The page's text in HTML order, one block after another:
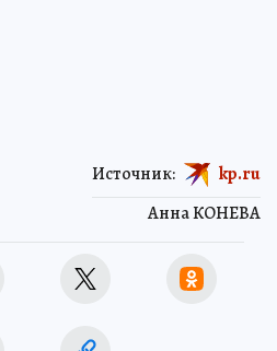
Анна КОНЕВА
Источник: kp.ru